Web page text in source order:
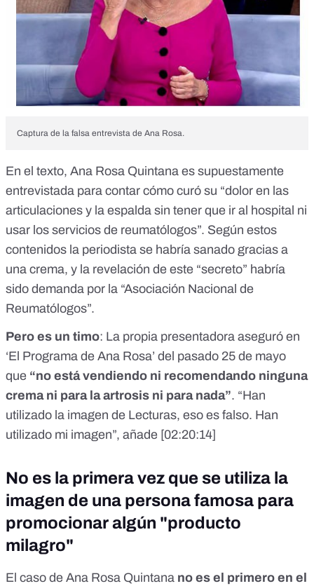
Captura de la falsa entrevista de Ana Rosa.
En el texto, Ana Rosa Quintana es supuestamente
entrevistada para contar cómo curó su “dolor en las
articulaciones y la espalda sin tener que ir al hospital ni
usar los servicios de reumatólogos”. Según estos
contenidos la periodista se habría sanado gracias a
una crema, y la revelación de este “secreto” habría
sido demanda por la “Asociación Nacional de
Reumatólogos”.
Pero es un timo: La propia presentadora aseguró en
‘El Programa de Ana Rosa’ del pasado 25 de mayo
que “no está vendiendo ni recomendando ninguna
crema ni para la artrosis ni para nada”. “Han
utilizado la imagen de Lecturas, eso es falso. Han
utilizado mi imagen”, añade [02:20:14]
No es la primera vez que se utiliza la
imagen de una persona famosa para
promocionar algún "producto
milagro"
El caso de Ana Rosa Quintana no es el primero en el